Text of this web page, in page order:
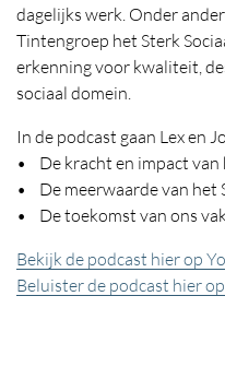
dagelijks werk. Onder
Tintengroep het Sterk
erkenning voor kwaliteit,
sociaal domein.
In de podcast gaan Lex en
• De kracht en impact van
• De meerwaarde van het
• De toekomst van ons
Bekijk de podcast hier op
Beluister de podcast hier